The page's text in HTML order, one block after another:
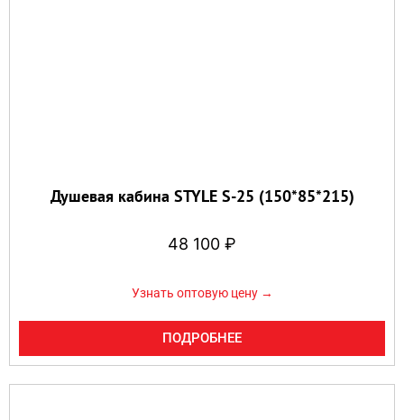
Душевая кабина STYLE S-25 (150*85*215)
48 100 ₽
Узнать оптовую цену →
ПОДРОБНЕЕ